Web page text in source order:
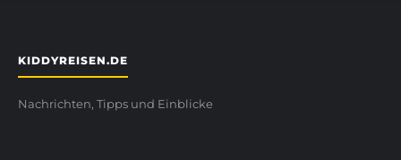
KIDDYREISEN.DE
Nachrichten, Tipps und Einblicke